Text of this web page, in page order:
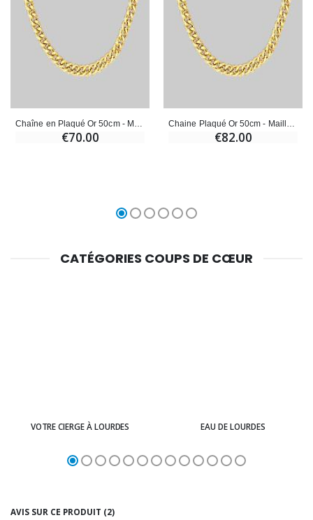
€70.00 €82.00
CATÉGORIES COUPS DE CŒUR
VOTRE CIERGE À LOURDES EAU DE LOURDES
AVIS SUR CE PRODUIT (2)